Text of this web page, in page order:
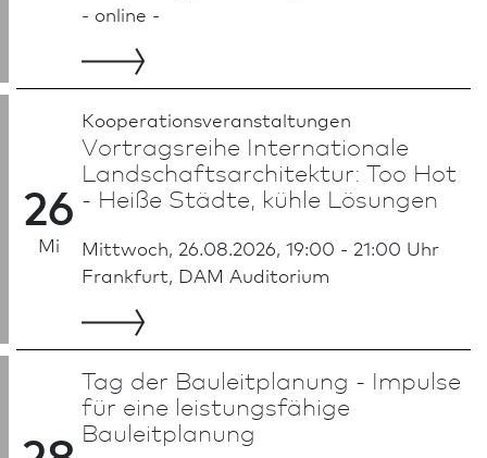
- online -
26
Mi
Kooperationsveranstaltungen
Vortragsreihe Internationale
Land­schafts­architektur: Too Hot
- Heiße Städte, kühle Lösungen
Mittwoch, 26.08.2026, 19:00 - 21:00 Uhr
Frank­furt, DAM Auditorium
Tag der Bauleitplanung - Impulse
für eine leistungsfähige
Bauleitplanung